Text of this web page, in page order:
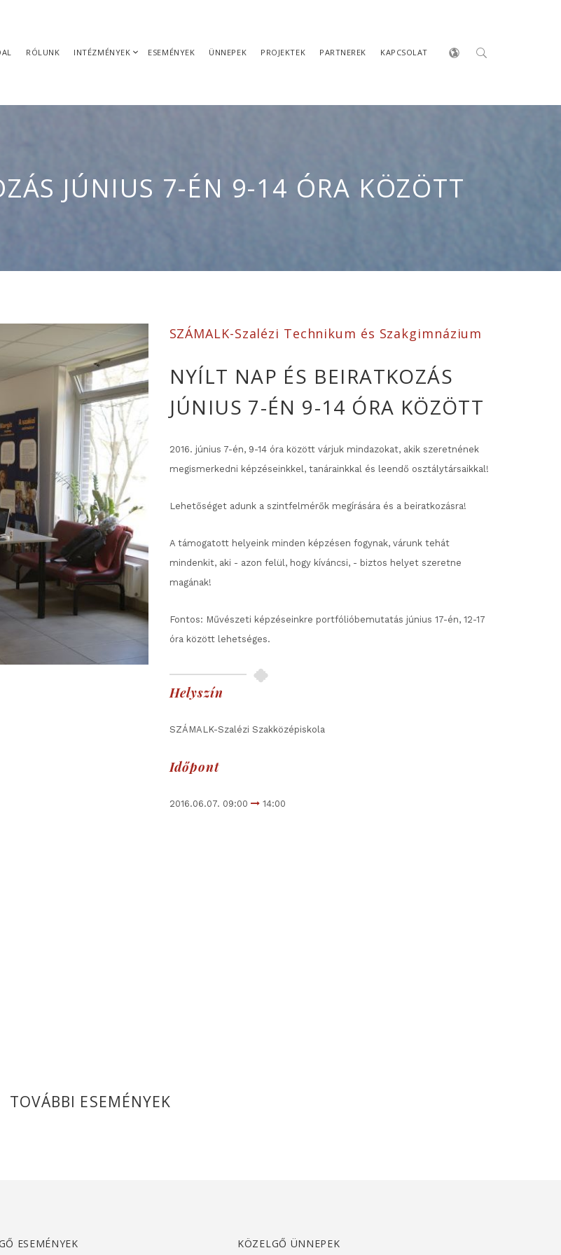
RÓLUNK INTÉZMÉNYEK ESEMÉNYEK ÜNNEPEK PROJEKTEK PARTNEREK KAPCSOLAT
JÚNIUS 7-ÉN 9-14 ÓRA KÖZÖTT
SZÁMALK-Szalézi Technikum és Szakgimnázium
NYÍLT NAP ÉS BEIRATKOZÁS
JÚNIUS 7-ÉN 9-14 ÓRA KÖZÖTT
2016. június 7-én, 9-14 óra között várjuk mindazokat, akik szeretnének
megismerkedni képzéseinkkel, tanárainkkal és leendő osztálytársaikkal!
Lehetőséget adunk a szintfelmérők megírására és a beiratkozásra!
A támogatott helyeink minden képzésen fogynak, várunk tehát
mindenkit, aki - azon felül, hogy kíváncsi, - biztos helyet szeretne
magának!
Fontos: Művészeti képzéseinkre portfólióbemutatás június 17-én, 12-17
óra között lehetséges.
Helyszín
SZÁMALK-Szalézi Szakközépiskola
Időpont
2016.06.07. 09:00 14:00
TOVÁBBI ESEMÉNYEK
ESEMÉNYEK KÖZELGŐ ÜNNEPEK